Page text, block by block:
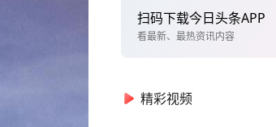
扫码下载今日头条APP
看最新、最热资讯内容
精彩视频